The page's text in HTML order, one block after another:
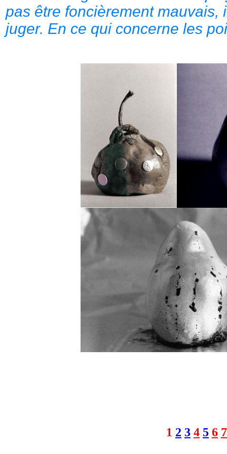
pas être foncièrement
juger. En ce qui concerne les
1 2 3 4 5 6 7